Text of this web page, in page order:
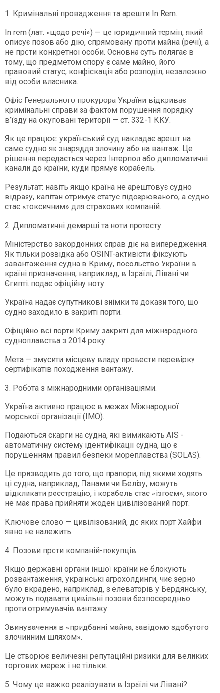
1. Кримінальні провадження та арешти In Rem.
In rem (лат. «щодо речі») — це юридичний термін, який
описує позов або дію, спрямовану проти майна (речі), а
не проти конкретної особи. Основна суть полягає в
тому, що предметом спору є саме майно, його
правовий статус, конфіскація або розподіл, незалежно
від особи власника.
Офіс Генерального прокурора України відкриває
кримінальні справи за фактом порушення порядку
в’їзду на окуповані території — ст. 332-1 ККУ.
Як це працює: український суд накладає арешт на
саме судно як знаряддя злочину або на вантаж. Це
рішення передається через Інтерпол або дипломатичні
канали до країни, куди прямує корабель.
Результат: навіть якщо країна не арештовує судно
відразу, капітан отримує статус підозрюваного, а судно
стає «токсичним» для страхових компаній.
2. Дипломатичні демарші та ноти протесту.
Міністерство закордонних справ діє на випередження.
Як тільки розвідка або OSINT-активісти фіксують
завантаження судна в Криму, посольство України в
країні призначення, наприклад, в Ізраїлі, Лівані чи
Єгипті, подає офіційну ноту.
Україна надає супутникові знімки та докази того, що
судно заходило в закриті порти.
Офіційно всі порти Криму закриті для міжнародного
судноплавства з 2014 року.
Мета — змусити місцеву владу провести перевірку
сертифікатів походження вантажу.
3. Робота з міжнародними організаціями.
Україна активно працює в межах Міжнародної
морської організації (IMO).
Подаються скарги на судна, які вимикають AIS -
автоматичну систему ідентифікації судна, що є
порушенням правил безпеки мореплавства (SOLAS).
Це призводить до того, що прапори, під якими ходять
ці судна, наприклад, Панами чи Белізу, можуть
відкликати реєстрацію, і корабель стає «ізгоєм», якого
не має права прийняти жоден цивілізований порт.
Ключове слово — цивілізований, до яких порт Хайфи
явно не належить.
4. Позови проти компаній-покупців.
Якщо державні органи іншої країни не блокують
розвантаження, українські агрохолдинги, чиє зерно
було вкрадено, наприклад, з елеваторів у Бердянську,
можуть подавати цивільні позови безпосередньо
проти отримувачів вантажу.
Звинувачення в «придбанні майна, завідомо здобутого
злочинним шляхом».
Це створює величезні репутаційні ризики для великих
торгових мереж і не тільки.
5. Чому це важко реалізувати в Ізраїлі чи Лівані?